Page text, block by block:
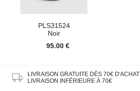
PLS31524
Noir
95.00 €
LIVRAISON GRATUITE DÈS 70€ D'ACHAT
LIVRAISON INFÉRIEURE À 70€